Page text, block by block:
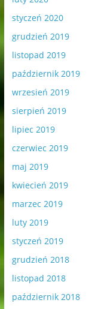
styczeń 2020
grudzień 2019
listopad 2019
październik 2019
wrzesień 2019
sierpień 2019
lipiec 2019
czerwiec 2019
maj 2019
kwiecień 2019
marzec 2019
luty 2019
styczeń 2019
grudzień 2018
listopad 2018
październik 2018